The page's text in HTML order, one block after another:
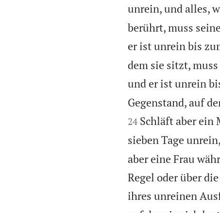
unrein, und alles,
berührt, muss
er ist unrein bis
dem sie sitzt,
und er ist unrein
Gegenstand, auf
24 Schläft aber ein
sieben Tage
aber eine Frau
Regel oder über
ihres unreinen